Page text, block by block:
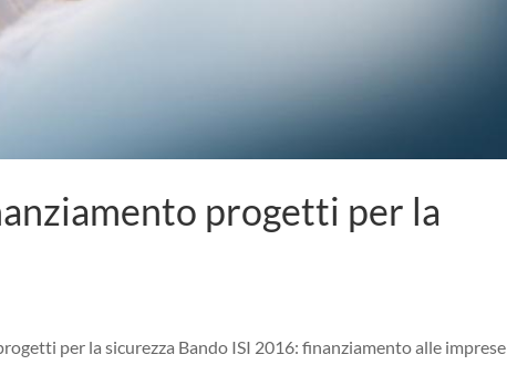
progetti per la
per la sicurezza Bando ISI 2016: finanziamento alle imprese